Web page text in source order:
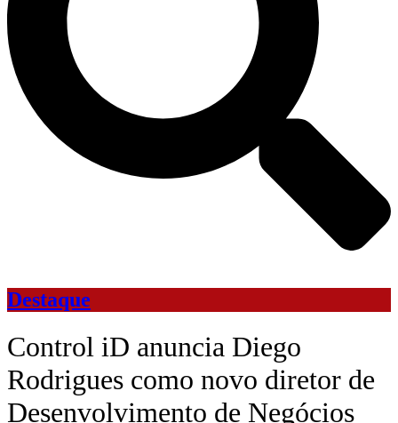
Destaque
Control iD anuncia Diego
Rodrigues como novo diretor de
Desenvolvimento de Negócios